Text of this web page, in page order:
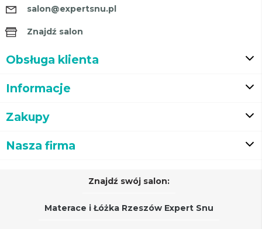
salon@expertsnu.pl
Znajdź salon
Obsługa klienta
Informacje
Zakupy
Nasza firma
Znajdź swój salon:
Materace i Łóżka Rzeszów Expert Snu